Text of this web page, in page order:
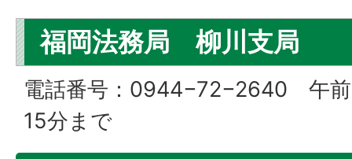
福岡法務局 柳川支局
電話番号：0944−72−2640 午
15分まで